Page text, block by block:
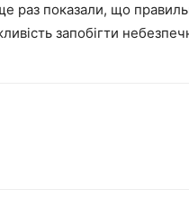
раз показали, що
запобігти